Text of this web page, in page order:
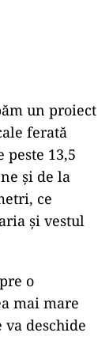
un proiect
ferată
peste 13,5
și de la
ce
și vestul
o
mai mare
va deschide